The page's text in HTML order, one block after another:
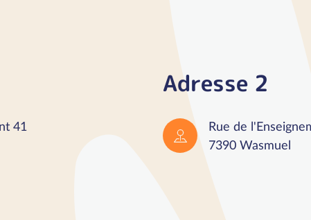
41
Adresse 2
Rue de
7390 Wasmuel